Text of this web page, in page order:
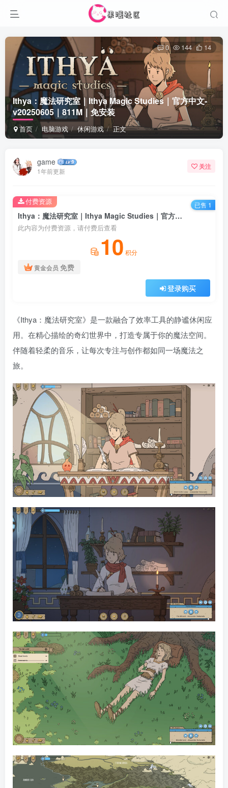
Ithya：魔法研究室｜Ithya Magic Studies｜官方中文-
v20250605｜811M｜免安装
首页 电脑游戏 休闲游戏 正文
0 144 14
game
1年前更新
关注
Ithya：魔法研究室｜Ithya Magic Studies｜官方中文-v20250605｜811M｜免安装
此内容为付费资源，请付费后查看
10 积分
黄金会员 免费
登录购买
付费资源 已售 1
《Ithya：魔法研究室》是一款融合了效率工具的静谧休闲应
用。在精心描绘的奇幻世界中，打造专属于你的魔法空间。
伴随着轻柔的音乐，让每次专注与创作都如同一场魔法之
旅。